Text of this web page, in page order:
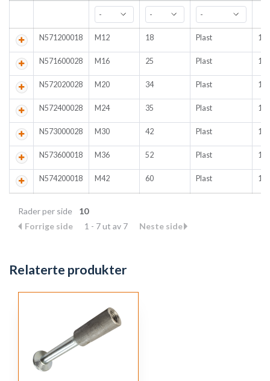
N571200018 M12 18 Plast
N571600028 M16 25 Plast
N572020028 M20 34 Plast
N572400028 M24 35 Plast
N573000028 M30 42 Plast
N573600018 M36 52 Plast
N574200018 M42 60 Plast
Rader per side
10
Forrige side
1 - 7 ut av 7 Neste side
Relaterte produkter